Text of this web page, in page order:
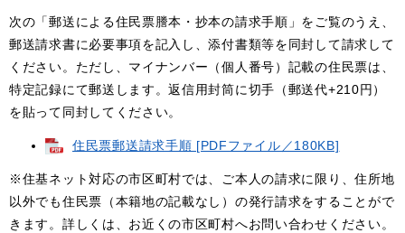
次の「郵送による住民票謄本・抄本の請求手順」をご覧のうえ、
郵送請求書に必要事項を記入し、添付書類等を同封して請求して
ください。ただし、マイナンバー（個人番号）記載の住民票は、
特定記録にて郵送します。返信用封筒に切手（郵送代+210円）
を貼って同封してください。
住民票郵送請求手順 [PDFファイル／180KB]
※住基ネット対応の市区町村では、ご本人の請求に限り、住所地
以外でも住民票（本籍地の記載なし）の発行請求をすることがで
きます。詳しくは、お近くの市区町村へお問い合わせください。